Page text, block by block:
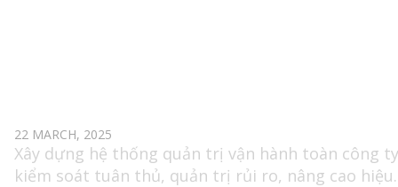
22 MARCH, 2025
Xây dựng hệ thống quản trị vận hành toàn công
kiểm soát tuân thủ, quản trị rủi ro, nâng cao hiệu